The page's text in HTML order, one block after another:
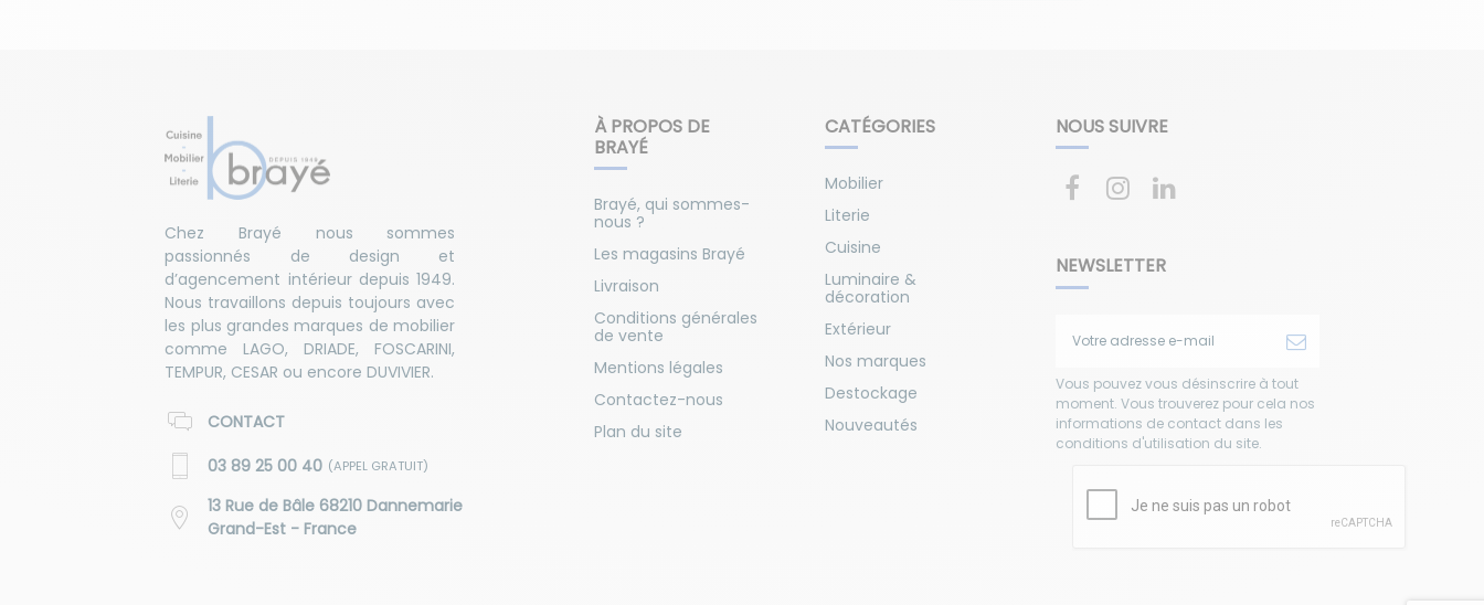
À PROPOS DE
BRAYÉ
Brayé, qui sommes-
nous ?
Les magasins Brayé
Livraison
Conditions générales
de vente
Mentions légales
Contactez-nous
Plan du site
CATÉGORIES
Mobilier
Literie
Cuisine
Luminaire &
décoration
Extérieur
Nos marques
Destockage
Nouveautés
Chez Brayé nous sommes
passionnés de design et
d’agencement intérieur depuis 1949.
Nous travaillons depuis toujours avec
les plus grandes marques de mobilier
comme LAGO, DRIADE, FOSCARINI,
TEMPUR, CESAR ou encore DUVIVIER.
CONTACT
03 89 25 00 40 (APPEL GRATUIT)
13 Rue de Bâle 68210 Dannemarie
Grand-Est - France
NOUS SUIVRE
NEWSLETTER
Vous pouvez vous désinscrire à tout
moment. Vous trouverez pour cela nos
informations de contact dans les
conditions d'utilisation du site.